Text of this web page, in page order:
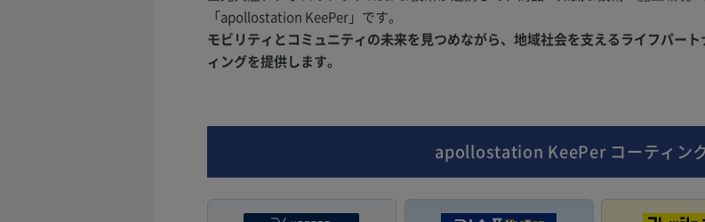
「apollostation KeePer」です。
モビリティとコミュニティの未来を見つめながら、地域社会を支えるライフパ
ィングを提供します。
apollostation KeePer コーティン